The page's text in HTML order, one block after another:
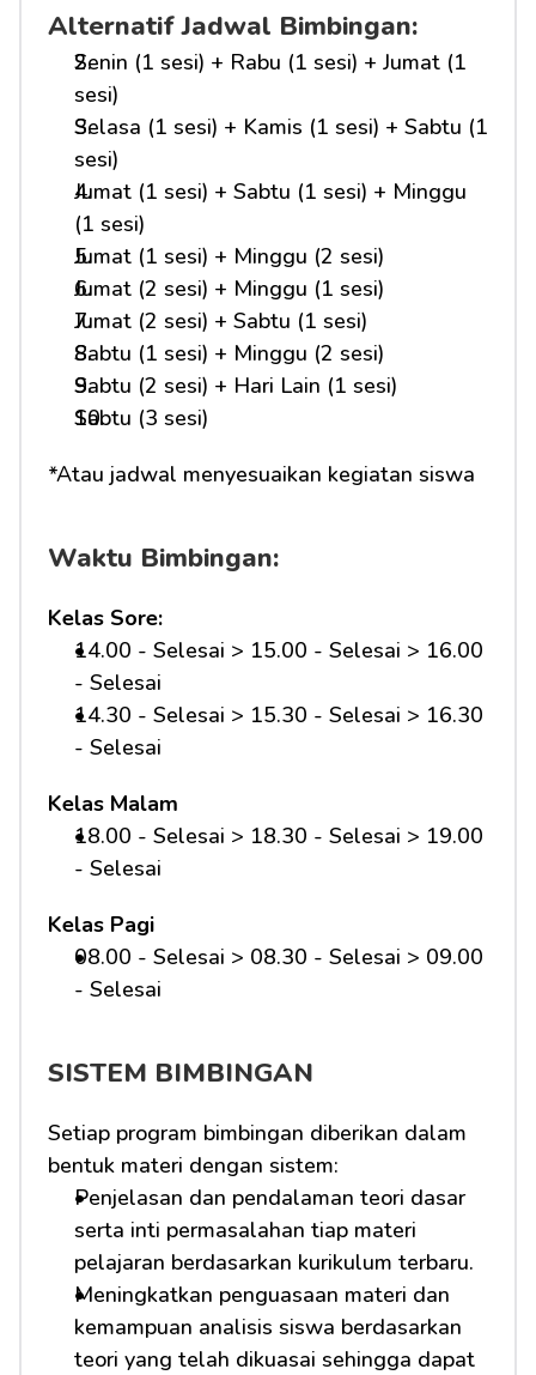
Alternatif Jadwal Bimbingan:
Senin (1 sesi) + Rabu (1 sesi) + Jumat (1
sesi)
Selasa (1 sesi) + Kamis (1 sesi) + Sabtu (1
sesi)
Jumat (1 sesi) + Sabtu (1 sesi) + Minggu
(1 sesi)
Jumat (1 sesi) + Minggu (2 sesi)
Jumat (2 sesi) + Minggu (1 sesi)
Jumat (2 sesi) + Sabtu (1 sesi)
Sabtu (1 sesi) + Minggu (2 sesi)
Sabtu (2 sesi) + Hari Lain (1 sesi)
Sabtu (3 sesi)
*Atau jadwal menyesuaikan kegiatan siswa
Waktu Bimbingan:
Kelas Sore:
14.00 - Selesai > 15.00 - Selesai > 16.00
- Selesai
14.30 - Selesai > 15.30 - Selesai > 16.30
- Selesai
Kelas Malam
18.00 - Selesai > 18.30 - Selesai > 19.00
- Selesai
Kelas Pagi
08.00 - Selesai > 08.30 - Selesai > 09.00
- Selesai
SISTEM BIMBINGAN
Setiap program bimbingan diberikan dalam
bentuk materi dengan sistem:
Penjelasan dan pendalaman teori dasar
serta inti permasalahan tiap materi
pelajaran berdasarkan kurikulum terbaru.
Meningkatkan penguasaan materi dan
kemampuan analisis siswa berdasarkan
teori yang telah dikuasai sehingga dapat